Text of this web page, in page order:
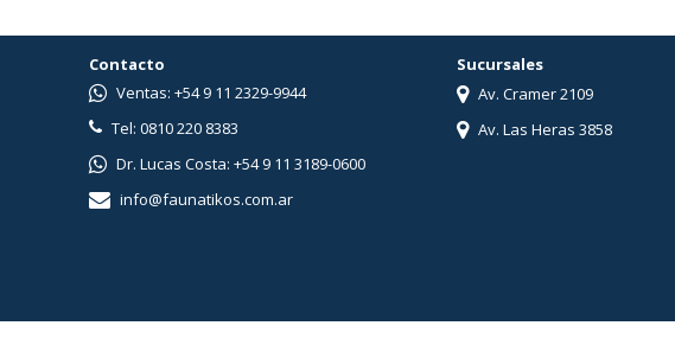
Contacto
Ventas: +54 9 11 2329-9944
Tel: 0810 220 8383
Dr. Lucas Costa: +54 9 11 3189-0600
info@faunatikos.com.ar
Sucursales
Av. Cramer 2109
Av. Las Heras 3858